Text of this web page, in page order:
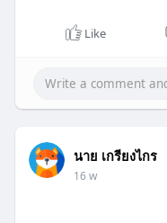
Like
นาย เกรียงไกร
16 w